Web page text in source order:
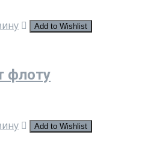
Add to Wishlist
флоту
Add to Wishlist